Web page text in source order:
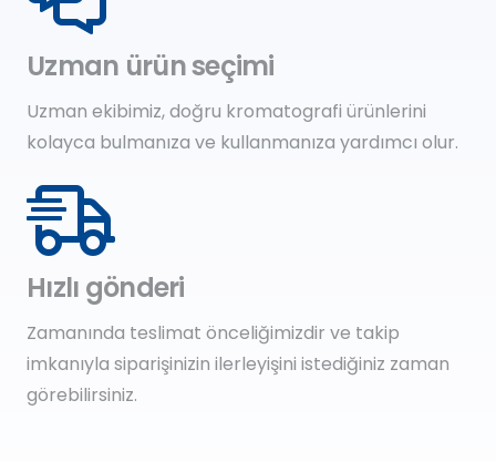
Uzman ürün seçimi
Uzman ekibimiz, doğru kromatografi ürünlerini
kolayca bulmanıza ve kullanmanıza yardımcı olur.
Hızlı gönderi
Zamanında teslimat önceliğimizdir ve takip
imkanıyla siparişinizin ilerleyişini istediğiniz zaman
görebilirsiniz.